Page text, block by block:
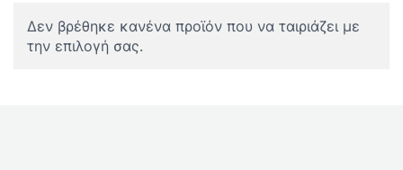
Δεν βρέθηκε κανένα προϊόν που να ταιριάζει με
την επιλογή σας.